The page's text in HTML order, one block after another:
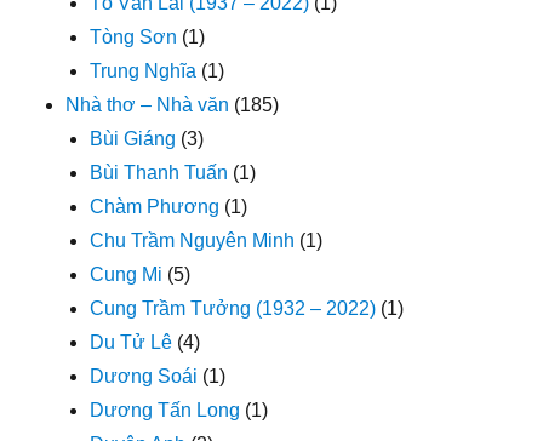
Tòng Sơn (1)
Trung Nghĩa (1)
Nhà thơ – Nhà văn (185)
Bùi Giáng (3)
Bùi Thanh Tuấn (1)
Chàm Phương (1)
Chu Trầm Nguyên Minh (1)
Cung Mi (5)
Cung Trầm Tưởng (1932 – 2022) (1)
Du Tử Lê (4)
Dương Soái (1)
Dương Tấn Long (1)